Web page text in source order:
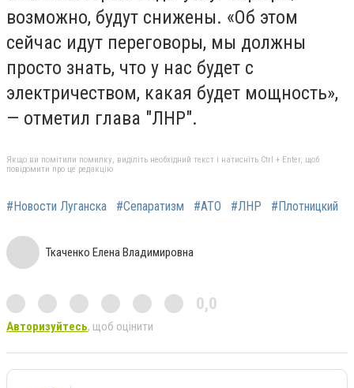
возможно, будут снижены. «Об этом
сейчас идут переговоры, мы должны
просто знать, что у нас будет с
электричеством, какая будет мощность»,
— отметил глава "ЛНР".
Якщо ви помітили помилку, виділіть необхідний текст і натисніть Ctrl + Enter, щоб
повідомити про це редакцію
#Новости Луганска #Сепаратизм #АТО #ЛНР #Плотницкий
Ткаченко Елена Владимировна
0,0
Авторизуйтесь, щоб оцінити